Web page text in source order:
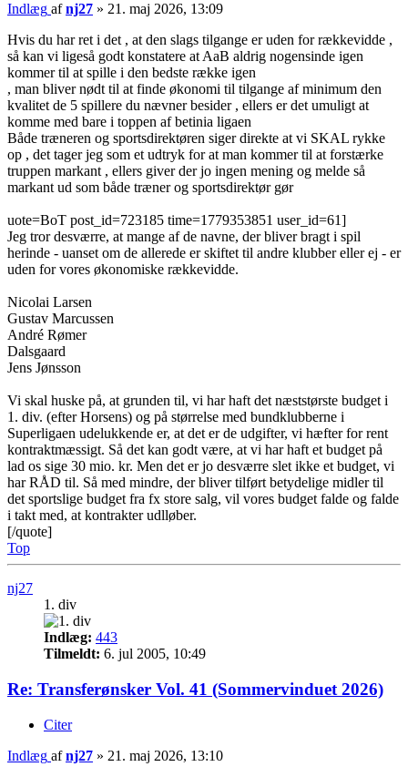
Indlæg afnj27 » 21. maj 2026, 13:09
Hvis du har ret i det , at den slags tilgange er uden for rækkevidde ,
så kan vi ligeså godt konstatere at AaB aldrig nogensinde igen
kommer til at spille i den bedste række igen
, man bliver nødt til at finde økonomi til tilgange af minimum den
kvalitet de 5 spillere du nævner besider , ellers er det umuligt at
komme med bare i toppen af betinia ligaen
Både træneren og sportsdirektøren siger direkte at vi SKAL rykke
op , det tager jeg som et udtryk for at man kommer til at forstærke
truppen markant , ellers giver der jo ingen mening og melde så
markant ud som både træner og sportsdirektør gør
uote=BoT post_id=723185 time=1779353851 user_id=61]
Jeg tror desværre, at mange af de navne, der bliver bragt i spil
herinde - uanset om de allerede er skiftet til andre klubber eller ej - er
uden for vores økonomiske rækkevidde.
Nicolai Larsen
Gustav Marcussen
André Rømer
Dalsgaard
Jens Jønsson
Vi skal huske på, at grunden til, vi har haft det næststørste budget i
1. div. (efter Horsens) og på størrelse med bundklubberne i
Superligaen udelukkende er, at det er de udgifter, vi hæfter for rent
kontraktmæssigt. Så det kan godt være, at vi har haft et budget på
lad os sige 30 mio. kr. Men det er jo desværre slet ikke et budget, vi
har RÅD til. Så med mindre, der bliver tilført betydelige midler til
det sportslige budget fra fx store salg, vil vores budget falde og falde
i takt med, at kontrakter udlløber.
[/quote]
Top
nj27
1. div
Indlæg: 443
Tilmeldt: 6. jul 2005, 10:49
Re: Transferønsker Vol. 41 (Sommervinduet 2026)
Citer
Indlæg afnj27 » 21. maj 2026, 13:10